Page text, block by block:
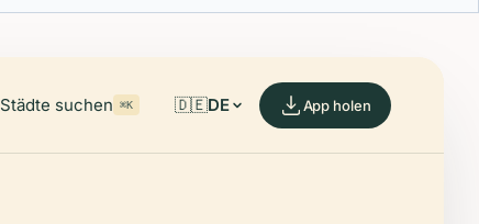
Städte suchen ⌘K 🇩🇪DE App holen